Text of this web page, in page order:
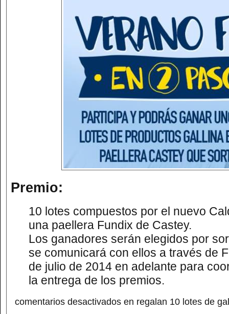
Premio:
10 lotes compuestos por el nuevo
una paellera Fundix de Castey.
Los ganadores serán elegidos por
se comunicará con ellos a través de
de julio de 2014 en adelante para
la entrega de los premios.
comentarios desactivados en regalan 10 lotes de